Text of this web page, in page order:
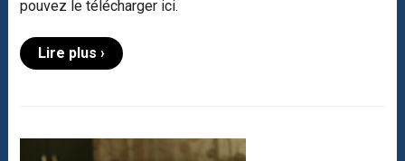
pouvez le télécharger ici.
Lire plus ›